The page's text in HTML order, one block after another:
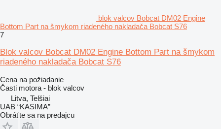
blok valcov Bobcat DM02 Engine
Bottom Part na šmykom riadeného nakladača Bobcat S76
7
Blok valcov Bobcat DM02 Engine Bottom Part na šmykom
riadeného nakladača Bobcat S76
Cena na požiadanie
Časti motora - blok valcov
Litva, Telšiai
UAB “KASIMA”
Obráťte sa na predajcu